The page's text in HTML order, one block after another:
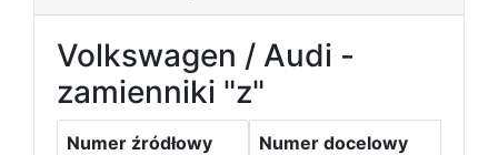
Volkswagen / Audi -
zamienniki "z"
Numer źródłowy Numer docelowy